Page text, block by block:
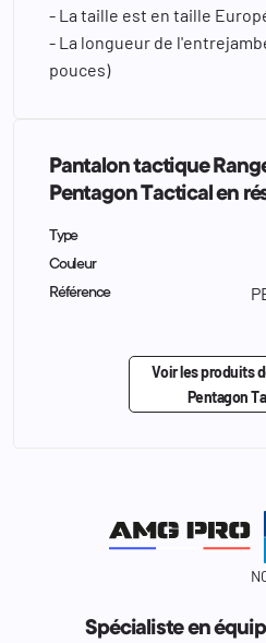
- La taille est en taille
- La longueur de
pouces)
Pantalon tactique
Pentagon Tactical en
Type
Couleur
Référence
Voir les produits
Pentagon
Spécialiste en